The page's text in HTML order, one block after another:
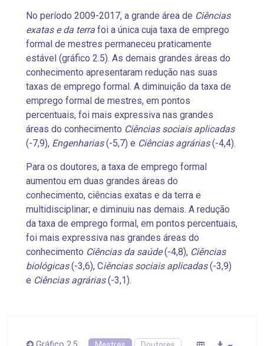
No período 2009-2017, a grande área de Ciências
exatas e da terra foi a única cuja taxa de emprego
formal de mestres permaneceu praticamente
estável (gráfico 2.5). As demais grandes áreas do
conhecimento apresentaram redução nas suas
taxas de emprego formal. A diminuição da taxa de
emprego formal de mestres, em pontos
percentuais, foi mais expressiva nas grandes
áreas do conhecimento Ciências sociais aplicadas
(-7,9), Engenharias(-5,7) e Ciências agrárias(-4,4).
Para os doutores, a taxa de emprego formal
aumentou em duas grandes áreas do
conhecimento, ciências exatas e da terra e
multidisciplinar; e diminuiu nas demais. A redução
da taxa de emprego formal, em pontos percentuais,
foi mais expressiva nas grandes áreas do
conhecimento Ciências da saúde(-4,8), Ciências
biológicas(-3,6), Ciências sociais aplicadas(-3,9)
e Ciências agrárias(-3,1).